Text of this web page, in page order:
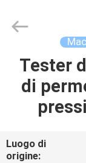
CASA
PRODOTTI
VIDEO
Instrument
Technology
Reserved.Tester
di
Luogo di
origine: